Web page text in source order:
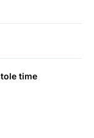
time